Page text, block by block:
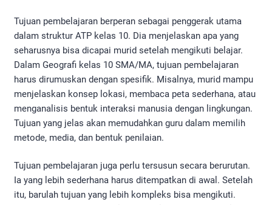
Tujuan pembelajaran berperan sebagai penggerak utama
dalam struktur ATP kelas 10. Dia menjelaskan apa yang
seharusnya bisa dicapai murid setelah mengikuti belajar.
Dalam Geografi kelas 10 SMA/MA, tujuan pembelajaran
harus dirumuskan dengan spesifik. Misalnya, murid mampu
menjelaskan konsep lokasi, membaca peta sederhana, atau
menganalisis bentuk interaksi manusia dengan lingkungan.
Tujuan yang jelas akan memudahkan guru dalam memilih
metode, media, dan bentuk penilaian.
Tujuan pembelajaran juga perlu tersusun secara berurutan.
Ia yang lebih sederhana harus ditempatkan di awal. Setelah
itu, barulah tujuan yang lebih kompleks bisa mengikuti.